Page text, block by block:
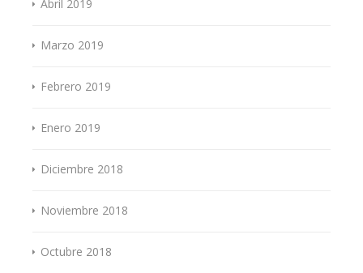
Abril 2019
Marzo 2019
Febrero 2019
Enero 2019
Diciembre 2018
Noviembre 2018
Octubre 2018